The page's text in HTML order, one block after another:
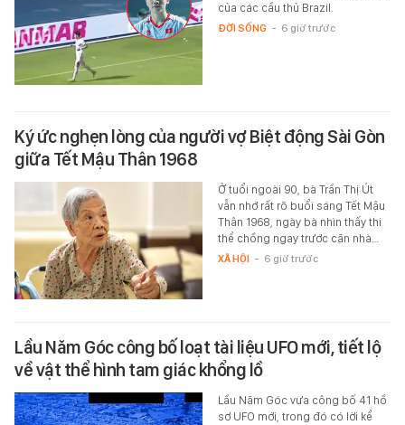
của các cầu thủ Brazil.
ĐỜI SỐNG - 6 giờ trước
Ký ức nghẹn lòng của người vợ Biệt động Sài Gòn
giữa Tết Mậu Thân 1968
Ở tuổi ngoài 90, bà Trần Thị Út
vẫn nhớ rất rõ buổi sáng Tết Mậu
Thân 1968, ngày bà nhìn thấy thi
thể chồng ngay trước căn nhà…
XÃ HỘI - 6 giờ trước
Lầu Năm Góc công bố loạt tài liệu UFO mới, tiết lộ
về vật thể hình tam giác khổng lồ
Lầu Năm Góc vừa công bố 41 hồ
sơ UFO mới, trong đó có lời kể